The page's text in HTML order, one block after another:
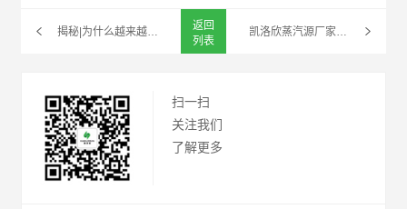
揭秘|为什么越来越多的人偏爱凯洛欣低氮变频蒸汽源机
返回
列表
扫一扫
关注我们
了解更多